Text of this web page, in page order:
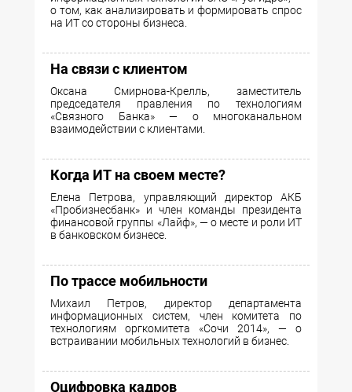
о том, как анализировать и формировать спрос
на ИТ со стороны бизнеса.
На связи с клиентом
Оксана Смирнова-Крелль, заместитель
председателя правления по технологиям
«Связного Банка» — о многоканальном
взаимодействии с клиентами.
Когда ИТ на своем месте?
Елена Петрова, управляющий директор АКБ
«Пробизнесбанк» и член команды президента
финансовой группы «Лайф», — о месте и роли ИТ
в банковском бизнесе.
По трассе мобильности
Михаил Петров, директор департамента
информационных систем, член комитета по
технологиям оргкомитета «Сочи 2014», — о
встраивании мобильных технологий в бизнес.
Оцифровка кадров